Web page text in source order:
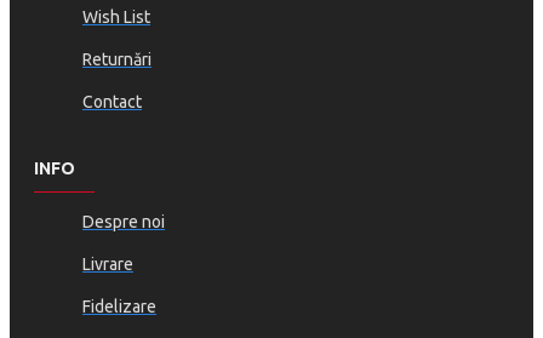
Wish List
Returnări
Contact
INFO
Despre noi
Livrare
Fidelizare